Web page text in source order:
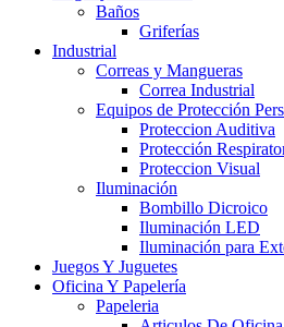
Baños
Griferías
Industrial
Correas y Mangueras
Correa Industrial
Equipos de Protección
Proteccion Auditiva
Protección
Proteccion Visual
Iluminación
Bombillo Dicroico
Iluminación LED
Iluminación para
Juegos Y Juguetes
Oficina Y Papelería
Papeleria